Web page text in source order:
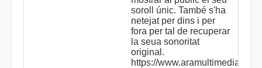
soroll únic. També s'ha
netejat per dins i per
fora per tal de recuperar
la seua sonoritat
original.
https://www.aramultimedia.com/